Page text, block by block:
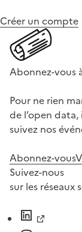
Créer un compte
Abonnez-vous
Pour ne rien
de l’open
suivez nos
Abonnez-vous
Suivez-nous
sur les réseaux